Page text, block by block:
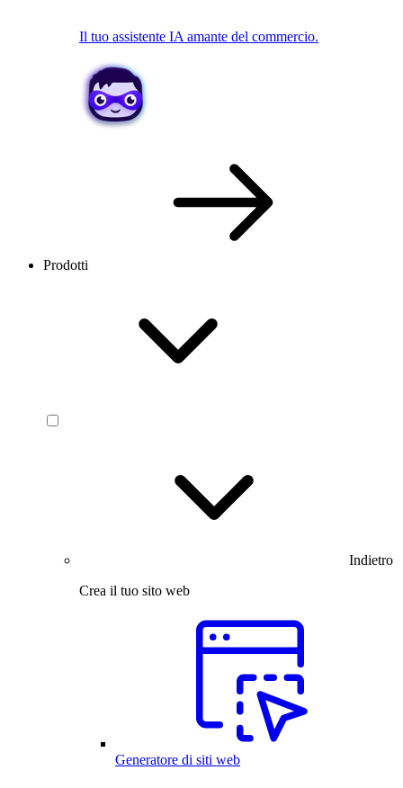
Il tuo assistente IA amante del commercio.
Prodotti
Indietro
Crea il tuo sito web
Generatore di siti web